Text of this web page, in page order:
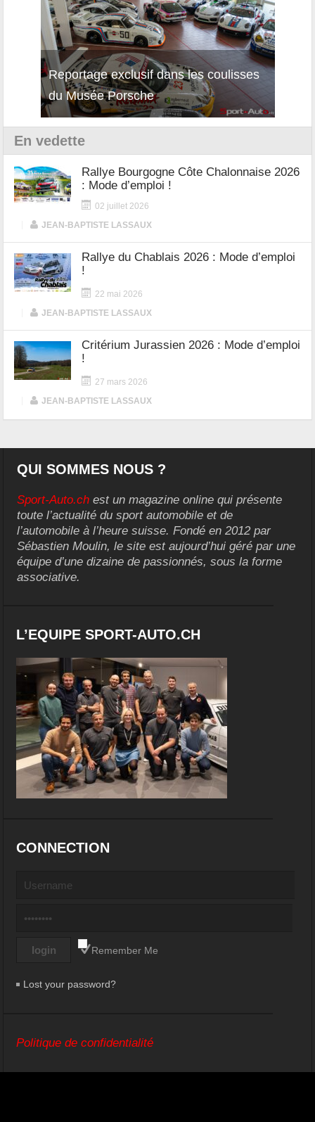
Reportage exclusif dans les coulisses
du Musée Porsche
Découverte de la nouvelle Ferrari
12Cilindri Manuale
En vedette
Rallye Bourgogne Côte Chalonnaise 2026
: Mode d’emploi !
02 juillet 2026
JEAN-BAPTISTE LASSAUX
Rallye du Chablais 2026 : Mode d’emploi
!
22 mai 2026
JEAN-BAPTISTE LASSAUX
Critérium Jurassien 2026 : Mode d’emploi
!
27 mars 2026
JEAN-BAPTISTE LASSAUX
QUI SOMMES NOUS ?
Sport-Auto.ch est un magazine online qui présente
toute l’actualité du sport automobile et de
l’automobile à l’heure suisse. Fondé en 2012 par
Sébastien Moulin, le site est aujourd’hui géré par une
équipe d’une dizaine de passionnés, sous la forme
associative.
L’EQUIPE SPORT-AUTO.CH
CONNECTION
Remember Me
Lost your password?
Politique de confidentialité